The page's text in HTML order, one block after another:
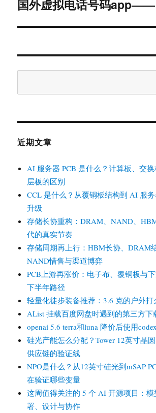
下
文
国外虚拟电话号码
近期文章
AI 服务器 PCB 是什么？计算板、交
层板的区别
CCL 是什么？从覆铜板结构到 AI 服
升级
存储长协重构：DRAM、NAND、
代的真实节奏
存储周期再上行：HBM长协、DRAM
NAND惜售与渠道博弈
PCB上游再涨价：电子布、覆铜板与
下半年路径
轻量化徒步装备推荐：3.6 克的户外打
AList 挂载百度网盘时遇到的第三方下
openai 5.6 terra和luna 降价后使用
硅光产能怎么分配？Tower 12英寸晶
供应链的验证线
NPO是什么？从12英寸硅光到mSAP
在验证哪些变量
这周值得关注的 5 个 AI 开源项目：
署、设计与协作